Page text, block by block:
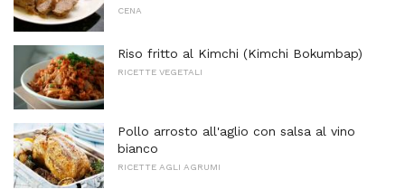
CENA
Riso fritto al Kimchi (Kimchi Bokumbap)
RICETTE VEGETALI
Pollo arrosto all'aglio con salsa al vino
bianco
RICETTE AGLI AGRUMI